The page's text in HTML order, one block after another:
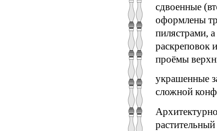
сдвоенные
оформлены
пилястрами,
раскреповок
проёмы
украшенные
сложной